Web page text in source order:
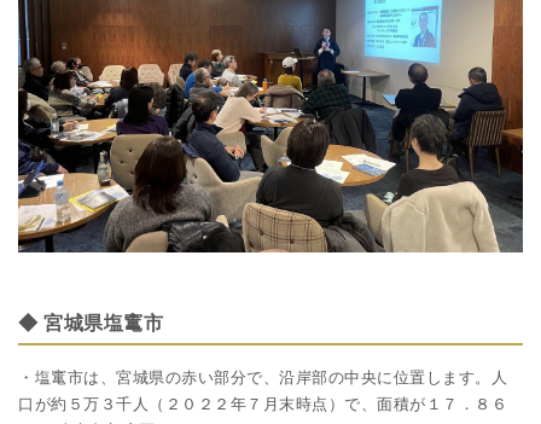
◆ 宮城県塩竃市
・塩竃市は、宮城県の赤い部分で、沿岸部の中央に位置します。人
口が約５万３千人（２０２２年７月末時点）で、面積が１７．８６